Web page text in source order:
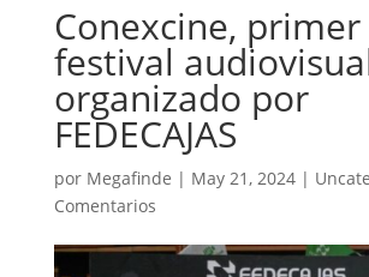
Conexcine, primer
festival
organizado por
FEDECAJAS
por Megafinde | May 21, 2024|
Comentarios